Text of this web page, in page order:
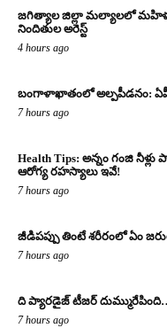
జగిత్యాల జిల్లా మల్యాలలో
నిందితుల అరెస్ట్
4 hours ago
బంగాళాఖాతంలో అల్పపీడనం:
7 hours ago
Health Tips: అన్నం గంజి
ఆరోగ్య రహస్యాలు ఇవే!
7 hours ago
జీడిపప్పు తింటే శరీరంలో ఏం
7 hours ago
ది ప్యారడైజ్ టీజర్
7 hours ago